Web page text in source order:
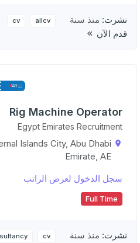
نشرت: منذ سنة allcv
cv
قدم الآن
Rig Machine Operator
Egypt Emirates Recruitment
Islands City, Abu Dhabi
Emirate, AE
سجل الدخول لعرض الراتب
Full Time
نشرت: منذ سنة cv